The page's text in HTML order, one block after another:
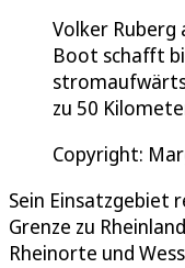
Volker Ruberg
Boot schafft
zu 50
Copyright:
Sein Einsatzgebiet
Grenze zu
Rheinorte und